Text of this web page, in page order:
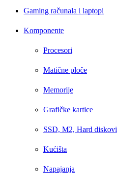
Gaming računala i laptopi
Komponente
Procesori
Matične ploče
Memorije
Grafičke kartice
SSD, M2, Hard diskovi
Kućišta
Napajanja